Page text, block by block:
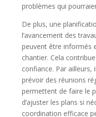
problèmes qui
De plus, une
l’avancement des
peuvent être informés
chantier. Cela
confiance. Par ailleurs,
prévoir des réunions
permettent de faire le
d’ajuster les plans si
coordination efficace